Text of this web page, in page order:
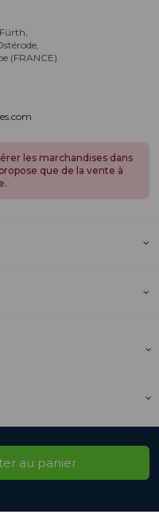
au panier
(FRANCE)
les marchandises dans
que de la vente à